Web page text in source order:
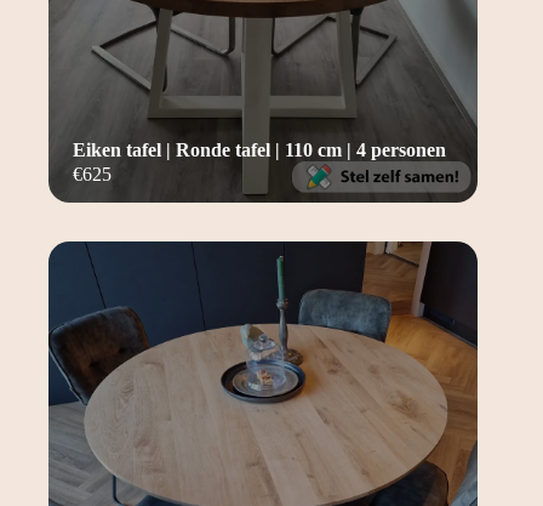
€625
Eiken tafel | Ronde tafel | 110 cm | 4 personen